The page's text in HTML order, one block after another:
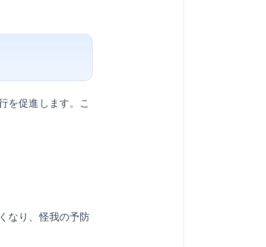
を促進します。こ
なり、怪我の予防